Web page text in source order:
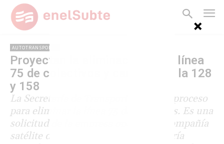
AUTOTRANSPORTE
Proyectan la eliminación de la línea
75 de colectivos y cambios en la 128
y 158
La Secretaría de Transporte inició el proceso
para eliminar la línea 75 de colectivos. Es una
solicitud de la empresa operadora, compañía
satélite del Grupo DOTA. La línea sería